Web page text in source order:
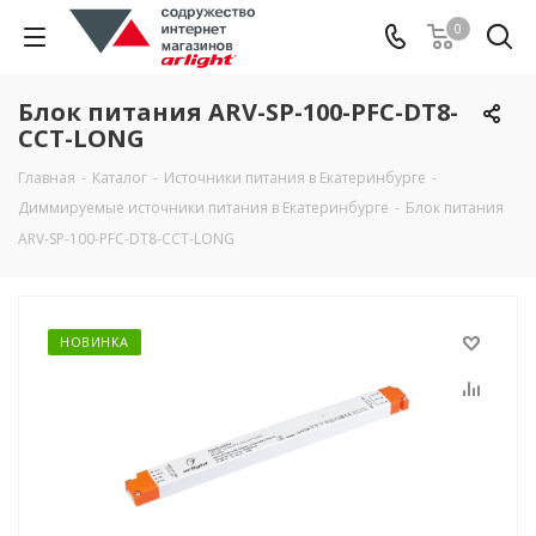
0
Блок питания ARV-SP-100-PFC-DT8-
CCT-LONG
Главная - Каталог - Источники питания в Екатеринбурге -
Диммируемые источники питания в Екатеринбурге - Блок питания
ARV-SP-100-PFC-DT8-CCT-LONG
НОВИНКА